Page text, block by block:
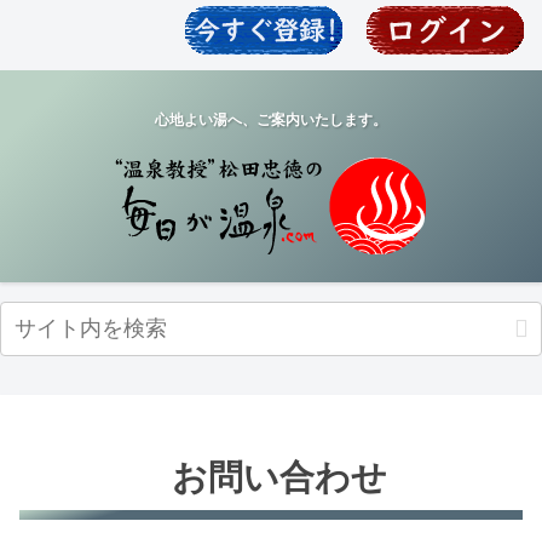
心地よい湯へ、ご案内いたします。
お問い合わせ